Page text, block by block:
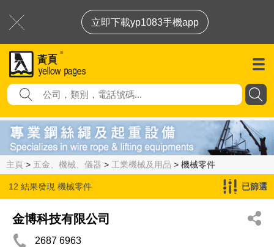
立即下載yp1083手機app
主頁 > 五金、機械、儀器 > 工業機械及用品 > 機械零件
12 結果發現 機械零件 已篩選
金博科技有限公司
2687 6963